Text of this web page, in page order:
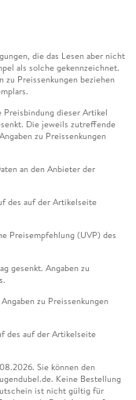
die das Lesen aber nicht
als solche gekennzeichnet.
zu Preissenkungen beziehen
dieser Artikel
Die jeweils zutreffende
zu Preissenkungen
an den Anbieter der
des auf der Artikelseite
Preisempfehlung (UVP) des
gesenkt. Angaben zu
zu Preissenkungen
des auf der Artikelseite
Sie können den
Keine Bestellung
ist nicht gültig für